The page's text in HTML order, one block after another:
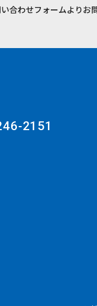
わせフォームよりお
2151